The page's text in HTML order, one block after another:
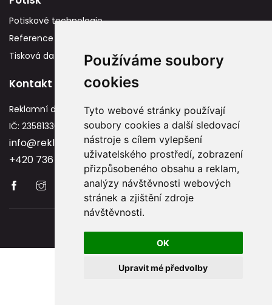
Používáme soubory
cookies
Tyto webové stránky používají
soubory cookies a další sledovací
nástroje s cílem vylepšení
uživatelského prostředí, zobrazení
přizpůsobeného obsahu a reklam,
analýzy návštěvnosti webových
stránek a zjištění zdroje
návštěvnosti.
OK
Upravit mé předvolby
Potiskové technologie
Reference
Tisková data
Kontakt
Reklamní dárky
IČ: 23581336
info@reklamnidarky.cz
+420 736 787 715